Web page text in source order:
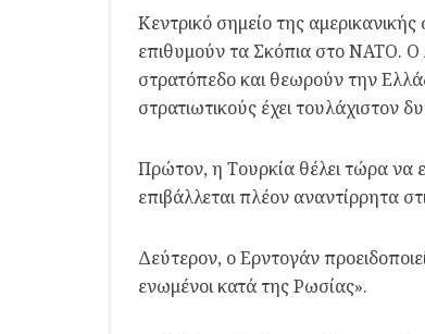
Κεντρικό σημείο της
επιθυμούν τα Σκόπια στο ΝΑΤΟ. Ο
στρατόπεδο και θεωρούν την
στρατιωτικούς έχει τουλάχιστον
Πρώτον, η Τουρκία θέλει τώρα να
επιβάλλεται πλέον αναντίρρητα
Δεύτερον, ο Ερντογάν
ενωμένοι κατά της Ρωσίας».